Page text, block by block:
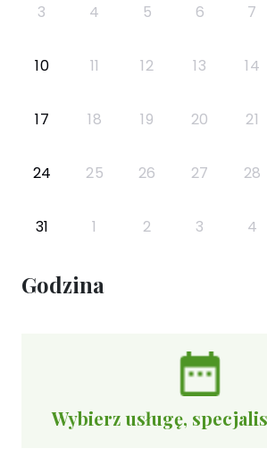
3 4 5 6 7
10 11 12 13 14
17 18 19 20 21
24 25 26 27 28
31 1 2 3 4
Godzina
Wybierz usługę,